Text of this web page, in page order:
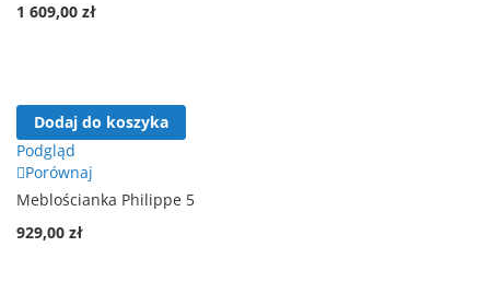
1 609,00 zł
Dodaj do koszyka
Podgląd
Porównaj
Meblościanka Philippe 5
929,00 zł